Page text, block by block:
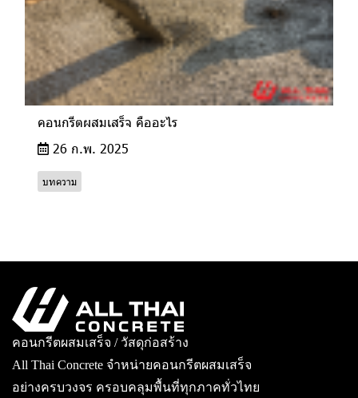
คอนกรีตผสมเสร็จ คืออะไร
26 ก.พ. 2025
บทความ
คอนกรีตผสมเสร็จ / วัสดุก่อสร้าง
All Thai Concrete จำหน่ายคอนกรีตผสมเสร็จ
อย่างครบวงจร ครอบคลุมพื้นที่ทุกภาคทั่วไทย